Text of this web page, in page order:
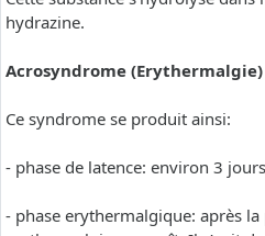
hydrazine.
Acrosyndrome (Erythermalgie)
Ce syndrome se produit ainsi:
- phase de latence: environ 3 jours
- phase erythermalgique: après la